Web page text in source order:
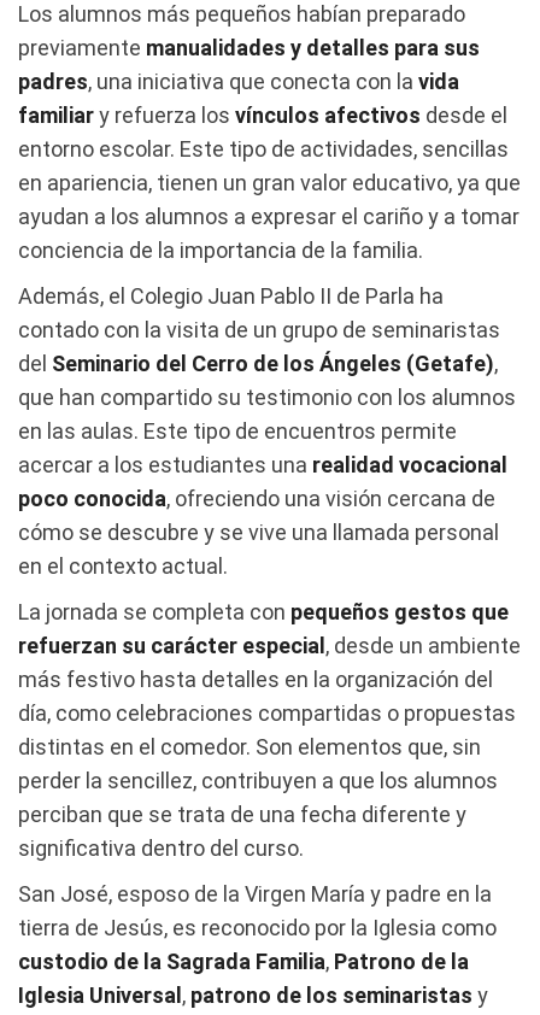
Los alumnos más pequeños habían preparado
previamente manualidades y detalles para sus
padres, una iniciativa que conecta con la vida
familiary refuerza los vínculos afectivos desde el
entorno escolar. Este tipo de actividades, sencillas
en apariencia, tienen un gran valor educativo, ya que
ayudan a los alumnos a expresar el cariño y a tomar
conciencia de la importancia de la familia.
Además, el Colegio Juan Pablo II de Parla ha
contado con la visita de un grupo de seminaristas
del Seminario del Cerro de los Ángeles (Getafe),
que han compartido su testimonio con los alumnos
en las aulas. Este tipo de encuentros permite
acercar a los estudiantes una realidad vocacional
poco conocida, ofreciendo una visión cercana de
cómo se descubre y se vive una llamada personal
en el contexto actual.
La jornada se completa con pequeños gestos que
refuerzan su carácter especial , desde un ambiente
más festivo hasta detalles en la organización del
día, como celebraciones compartidas o propuestas
distintas en el comedor. Son elementos que, sin
perder la sencillez, contribuyen a que los alumnos
perciban que se trata de una fecha diferente y
significativa dentro del curso.
San José, esposo de la Virgen María y padre en la
tierra de Jesús, es reconocido por la Iglesia como
custodio de la Sagrada Familia, Patrono de la
Iglesia Universal , patrono de los seminaristas y